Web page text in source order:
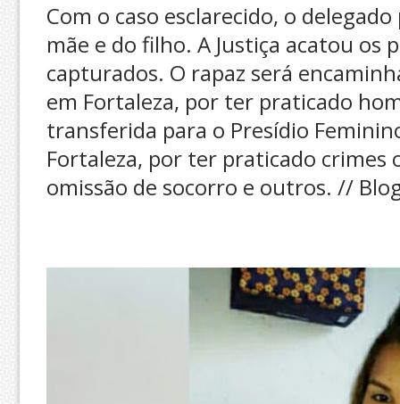
Com o caso esclarecido, o
mãe e do filho. A Justiça acatou os
capturados. O rapaz será
em Fortaleza, por ter praticado
transferida para o Presídio
Fortaleza, por ter praticado
omissão de socorro e outros. //